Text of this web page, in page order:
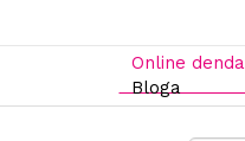
Online denda
Bloga